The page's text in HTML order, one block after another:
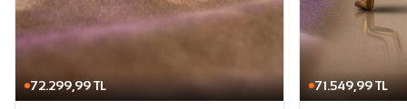
72.299,99 TL 71.549,99 TL